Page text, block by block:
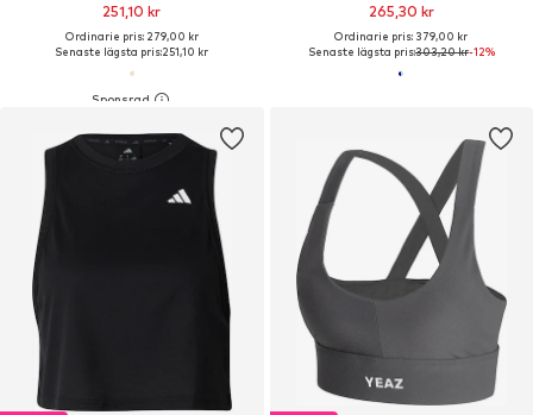
251,10 kr
Ordinarie pris: 279,00 kr
Senaste lägsta pris:251,10 kr
265,30 kr
Ordinarie pris: 379,00 kr
Senaste lägsta pris:303,20 kr-12%